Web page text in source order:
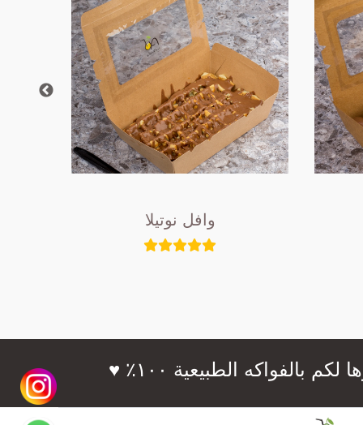
وافل نوتيلا
الطبيعية ١٠٠٪؜ ♥️